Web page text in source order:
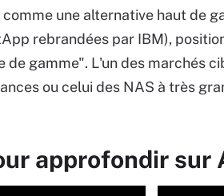
comme une alternative haut de
rebrandées par IBM),
de gamme". L'un des marchés
ou celui des NAS à très
approfondir